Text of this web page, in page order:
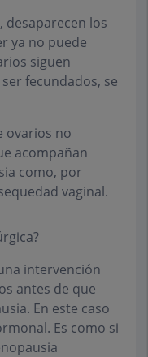
desaparecen los
ya no puede
siguen
fecundados, se
ovarios no
acompañan
como, por
vaginal.
intervención
antes de que
En este caso
Es como si